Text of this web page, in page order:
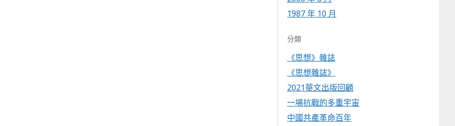
1987 年 10 月
分類
《思想》雜誌
《思想雜誌》
2021華文出版回顧
一場抗戰的多重宇宙
中國共產革命百年